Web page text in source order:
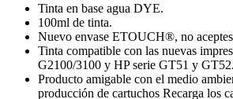
Tinta en base agua DYE.
100ml de tinta.
Nuevo envase ETOUCH®, no
Tinta compatible con las nuevas
G2100/3100 y HP serie GT51 y GT52.
Producto amigable con el medio
producción de cartuchos Recarga los